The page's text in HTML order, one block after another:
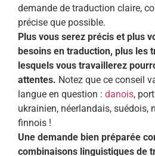
demande de traduction claire,
précise que possible.
Plus vous serez précis et plus
besoins en traduction, plus les
lesquels vous travaillerez
attentes. Notez que ce conseil
langue en question : danois,
ukrainien, néerlandais, suédois,
finnois !
Une demande bien préparée
combinaisons linguistiques de